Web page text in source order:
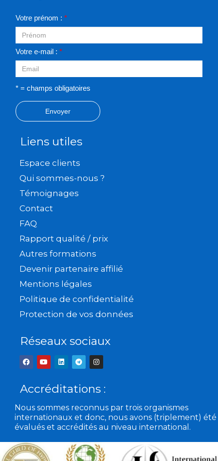
Votre prénom : *
Votre e-mail : *
* = champs obligatoires
Envoyer
Liens utiles
Espace clients
Qui sommes-nous ?
Témoignages
Contact
FAQ
Rapport qualité / prix
Autres formations
Devenir partenaire affilié
Mentions légales
Politique de confidentialité
Protection de vos données
Réseaux sociaux
F
a
c
b
o
k
Y
o
u
u
b
L
i
e
d
n
T
e
l
g
r
m
I
n
s
a
g
a
m
Accréditations :
Nous sommes reconnus par trois organismes
internationaux et donc, nous avons (triplement) été
évalués et accrédités au niveau international.